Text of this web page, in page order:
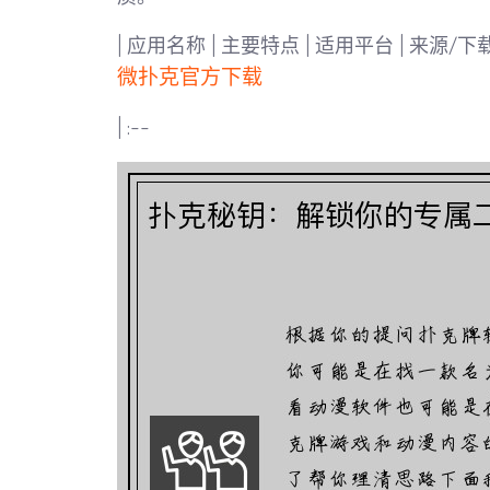
| 应用名称 | 主要特点 | 适用平台 | 来源/下
微扑克官方下载
| :--